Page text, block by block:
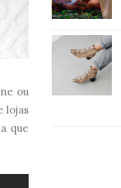
ou
lojas
que